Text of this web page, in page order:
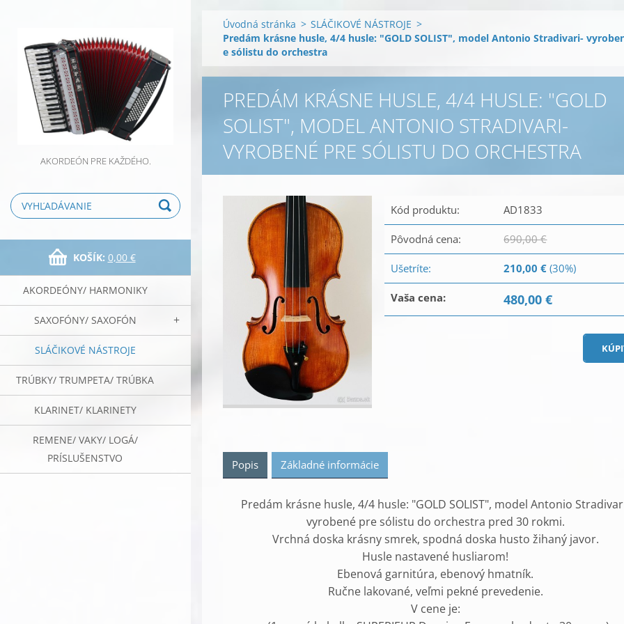
AKORDEÓN PRE KAŽDÉHO.
KOŠÍK: 0,00 €
AKORDEÓNY/ HARMONIKY
SAXOFÓNY/ SAXOFÓN
SLÁČIKOVÉ NÁSTROJE
TRÚBKY/ TRUMPETA/ TRÚBKA
KLARINET/ KLARINETY
REMENE/ VAKY/ LOGÁ/
PRÍSLUŠENSTVO
Úvodná stránka > SLÁČIKOVÉ NÁSTROJE >
Predám krásne husle, 4/4 husle: "GOLD SOLIST", model Antonio Stradivari-
e sólistu do orchestra
PREDÁM KRÁSNE HUSLE, 4/4 HUSLE: "GOLD
SOLIST", MODEL ANTONIO STRADIVARI-
VYROBENÉ PRE SÓLISTU DO ORCHESTRA
Kód produktu: AD1833
Pôvodná cena: 690,00 €
Ušetríte: 210,00 € (30%)
Vaša cena: 480,00 €
Popis Základné informácie
Predám krásne husle, 4/4 husle: "GOLD SOLIST", model Antonio
vyrobené pre sólistu do orchestra pred 30 rokmi.
Vrchná doska krásny smrek, spodná doska husto žihaný javor.
Husle nastavené husliarom!
Ebenová garnitúra, ebenový hmatník.
Ručne lakované, veľmi pekné prevedenie.
V cene je: